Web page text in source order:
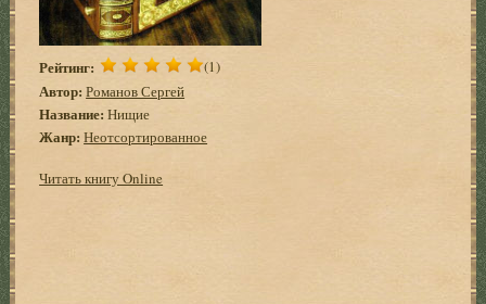
Рейтинг: (1)
Автор: Романов Сергей
Название: Нищие
Жанр: Неотсортированное
Читать книгу Online